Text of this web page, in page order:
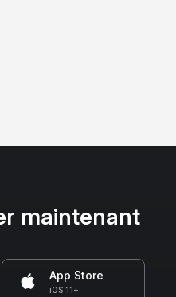
maintenant
App Store
iOS 11+